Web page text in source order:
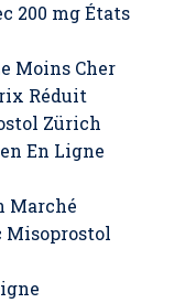
200 mg États
Moins Cher
Réduit
Zürich
En Ligne
Marché
Misoprostol